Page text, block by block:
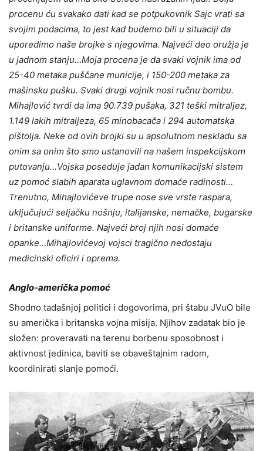
procenu ću svakako dati kad se potpukovnik Sajc vrati sa
svojim podacima, to jest kad budemo bili u situaciji da
uporedimo naše brojke s njegovima. Najveći deo oružja je
u jadnom stanju…Moja procena je da svaki vojnik ima od
25-40 metaka puščane municije, i 150-200 metaka za
mašinsku pušku. Svaki drugi vojnik nosi ručnu bombu.
Mihajlović tvrdi da ima 90.739 pušaka, 321 teški mitraljez,
1.149 lakih mitraljeza, 65 minobacača i 294 automatska
pištolja. Neke od ovih brojki su u apsolutnom neskladu sa
onim sa onim što smo ustanovili na našem inspekcijskom
putovanju…Vojska poseduje jadan komunikacijski sistem
uz pomoć slabih aparata uglavnom domaće radinosti…
Trenutno, Mihajlovićeve trupe nose sve vrste raspara,
uključujući seljačku nošnju, italijanske, nemačke, bugarske
i britanske uniforme. Najveći broj njih nosi domaće
opanke…Mihajlovićevoj vojsci tragično nedostaju
medicinski oficiri i oprema.
Anglo-američka pomoć
Shodno tadašnjoj politici i dogovorima, pri štabu JVuO bile
su američka i britanska vojna misija. Njihov zadatak bio je
složen: proveravati na terenu borbenu sposobnost i
aktivnost jedinica, baviti se obaveštajnim radom,
koordinirati slanje pomoći.